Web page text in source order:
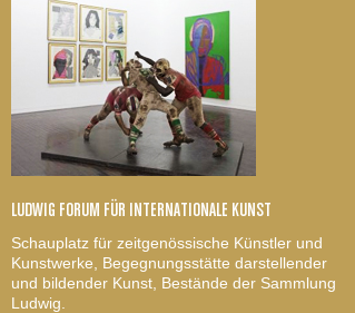
LUDWIG FORUM FÜR INTERNATIONALE KUNST
Schauplatz für zeitgenössische Künstler und
Kunstwerke, Begegnungsstätte darstellender
und bildender Kunst, Bestände der Sammlung
Ludwig.